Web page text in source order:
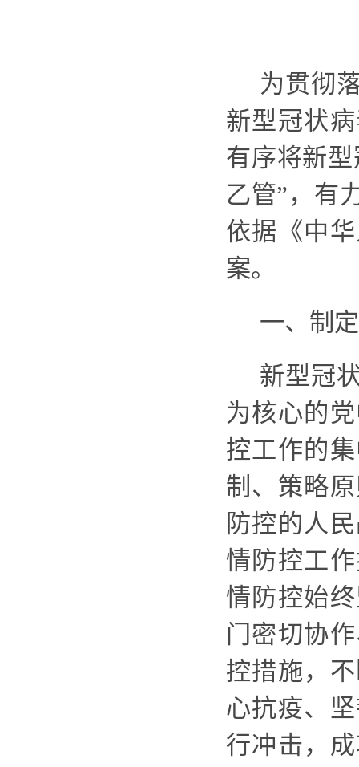
为贯彻
新型冠状
有序将新
乙管”， 有
依据《中
案。
一、制
新型冠
为核心的
控工作的
制、策略
防控的人
情防控工
情防控始
门密切协
控措施，
心抗疫、
行冲击，